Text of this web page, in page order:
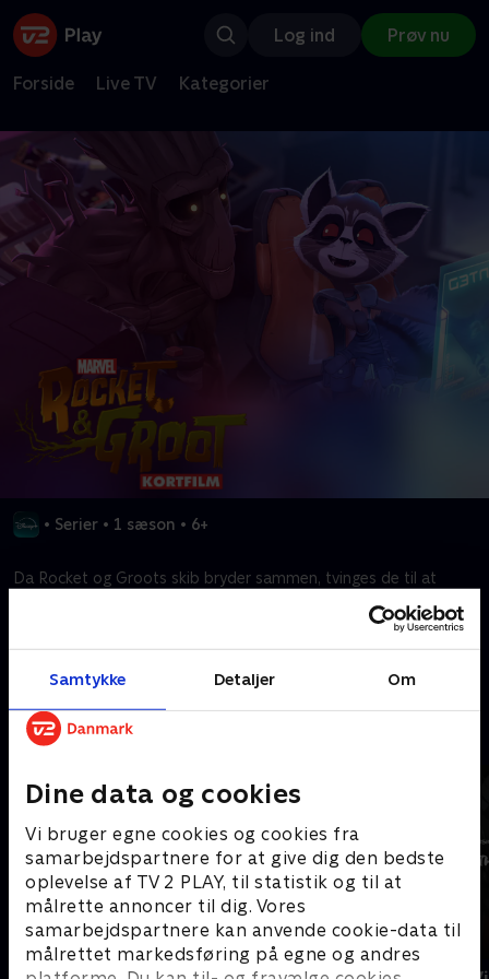
Samtykke Detaljer Om
Dine data og cookies
Vi bruger egne cookies og cookies fra
samarbejdspartnere for at give dig den bedste
oplevelse af TV 2 PLAY, til statistik og til at
målrette annoncer til dig. Vores
samarbejdspartnere kan anvende cookie-data til
målrettet markedsføring på egne og andres
Log ind Prøv nu
Forside Live TV Kategorier
• Serier • 1 sæson • 6+
Da Rocket og Groots skib bryder sammen, tvinges de til at
Mere indhold fra Disney+